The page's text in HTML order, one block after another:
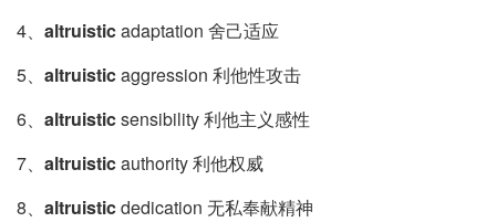
4、 altruisticadaptation 舍己适应
5、 altruisticaggression 利他性攻击
6、 altruisticsensibility 利他主义感性
7、 altruisticauthority 利他权威
8、 altruisticdedication 无私奉献精神